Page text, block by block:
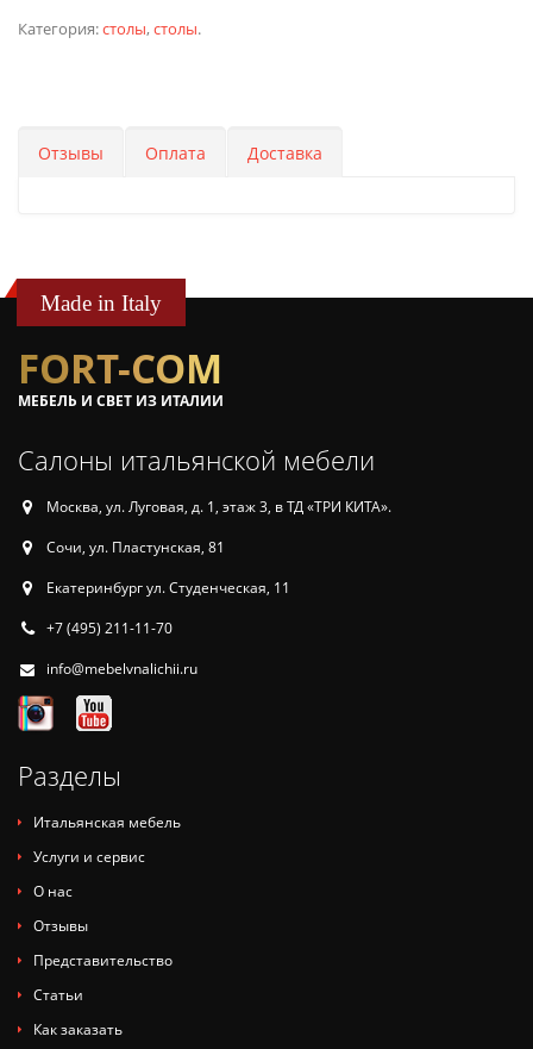
Категория:столы,столы.
Отзывы Оплата Доставка
Made in Italy
FORT-COM
МЕБЕЛЬ И СВЕТ ИЗ ИТАЛИИ
Салоны итальянской мебели
Москва, ул. Луговая, д. 1, этаж 3, в ТД «ТРИ КИТА».
Сочи, ул. Пластунская, 81
Екатеринбург ул. Студенческая, 11
+7 (495) 211-11-70
info@mebelvnalichii.ru
Разделы
Итальянская мебель
Услуги и сервис
О нас
Отзывы
Представительство
Статьи
Как заказать